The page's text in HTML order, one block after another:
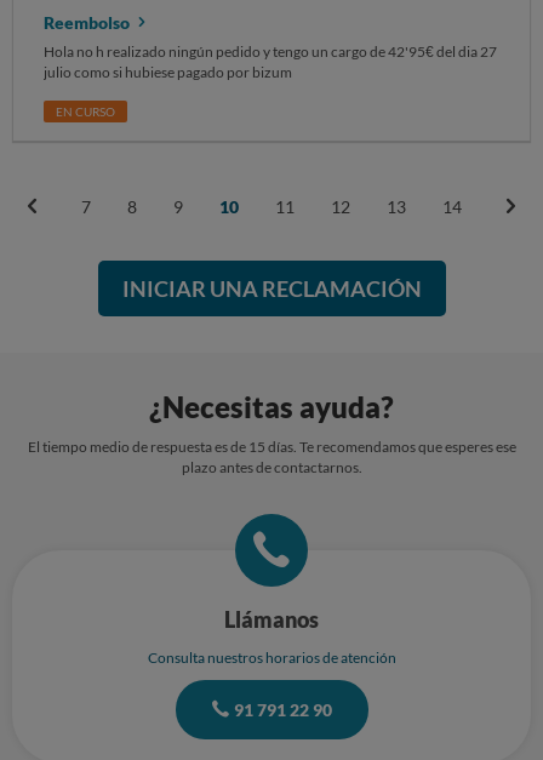
gerencia Sin otro particular, atentamente.
Reembolso
Hola no h realizado ningún pedido y tengo un cargo de 42'95€ del dia 27
julio como si hubiese pagado por bizum
EN CURSO
7 8 9 10 11 12 13 14
INICIAR UNA RECLAMACIÓN
¿Necesitas ayuda?
El tiempo medio de respuesta es de 15 días. Te recomendamos que esperes ese
plazo antes de contactarnos.
Llámanos
Consulta nuestros horarios de atención
91 791 22 90